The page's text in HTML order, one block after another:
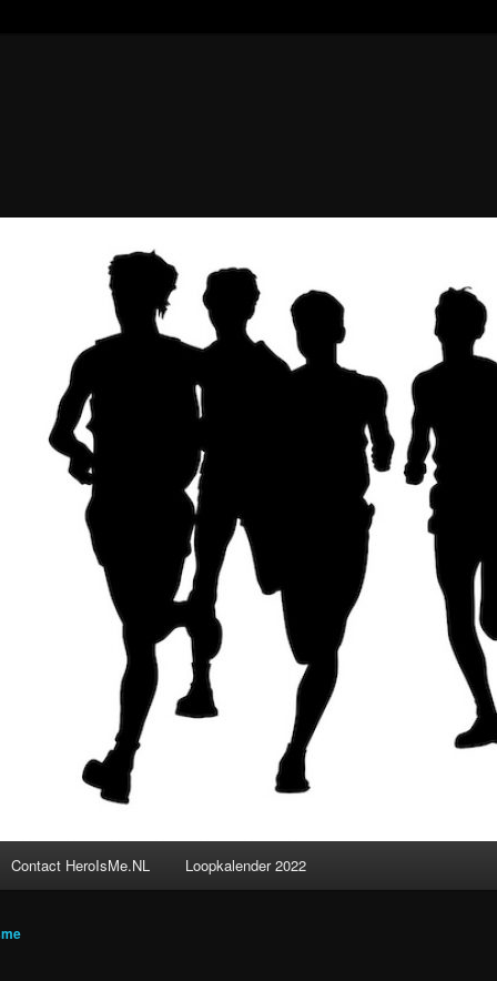
Contact HeroIsMe.NL Loopkalender 2022